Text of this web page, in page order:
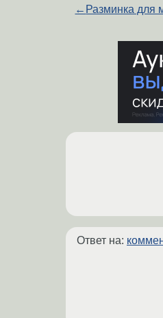
← Разминка для
Ответ на: